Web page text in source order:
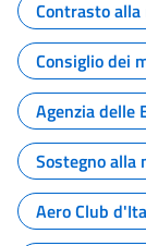
Contrasto
Consiglio dei
Agenzia delle
Sostegno
Aero Club